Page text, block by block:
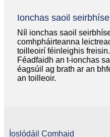
Ionchas saoil seirbhíse
Níl ionchas saoil
comhpháirteanna
toilleoirí féinleighis freisin.
Féadfaidh an t-ionchas
éagsúil ag brath ar an
an toilleoir.
Íoslódáil Comhaid